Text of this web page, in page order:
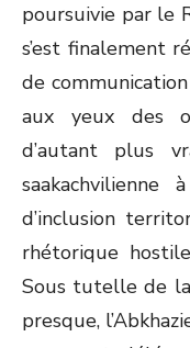
poursuivie par le
s’est finalement
de
aux yeux des
d’autant plus
d’inclusion
rhétorique
Sous tutelle de
presque,